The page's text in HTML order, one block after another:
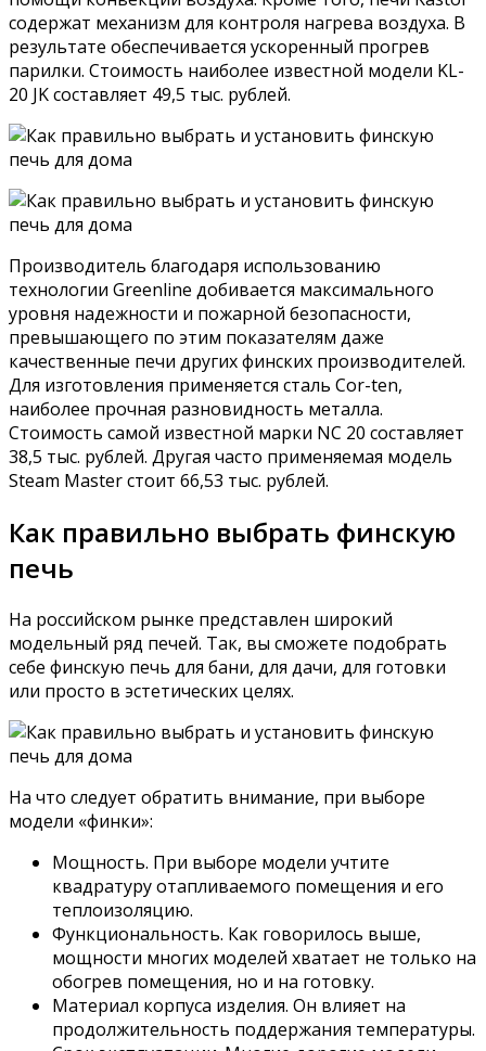
содержат механизм для контроля нагрева воздуха. В
результате обеспечивается ускоренный прогрев
парилки. Стоимость наиболее известной модели KL-
20 JK составляет 49,5 тыс. рублей.
Производитель благодаря использованию
технологии Greenline добивается максимального
уровня надежности и пожарной безопасности,
превышающего по этим показателям даже
качественные печи других финских производителей.
Для изготовления применяется сталь Cor-ten,
наиболее прочная разновидность металла.
Стоимость самой известной марки NC 20 составляет
38,5 тыс. рублей. Другая часто применяемая модель
Steam Master стоит 66,53 тыс. рублей.
Как правильно выбрать финскую
печь
На российском рынке представлен широкий
модельный ряд печей. Так, вы сможете подобрать
себе финскую печь для бани, для дачи, для готовки
или просто в эстетических целях.
На что следует обратить внимание, при выборе
модели «финки»:
Мощность. При выборе модели учтите
квадратуру отапливаемого помещения и его
теплоизоляцию.
Функциональность. Как говорилось выше,
мощности многих моделей хватает не только на
обогрев помещения, но и на готовку.
Материал корпуса изделия. Он влияет на
продолжительность поддержания температуры.